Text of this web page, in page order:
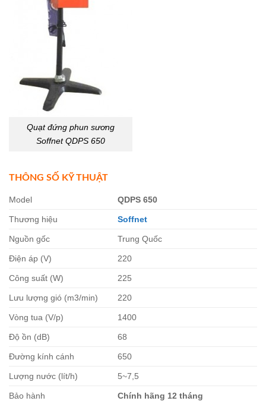
Quạt đứng phun sương
Soffnet QDPS 650
THÔNG SỐ KỸ THUẬT
Model QDPS 650
Thương hiệu Soffnet
Nguồn gốc Trung Quốc
Điện áp (V) 220
Công suất (W) 225
Lưu lượng gió (m3/min) 220
Vòng tua (V/p) 1400
Độ ồn (dB) 68
Đường kính cánh 650
Lượng nước (lít/h) 5~7,5
Bảo hành Chính hãng 12 tháng